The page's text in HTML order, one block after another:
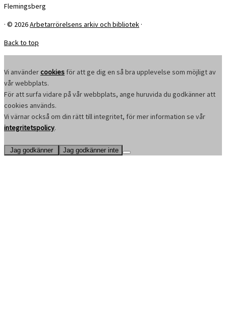
Flemingsberg
· © 2026Arbetarrörelsens arkiv och bibliotek ·
Back to top
Vi användercookies för att ge dig en så bra upplevelse som möjligt av
vår webbplats.
För att surfa vidare på vår webbplats, ange huruvida du godkänner att
cookies används.
Vi värnar också om din rätt till integritet, för mer information se vår
integritetspolicy.
Jag godkänner Jag godkänner inte